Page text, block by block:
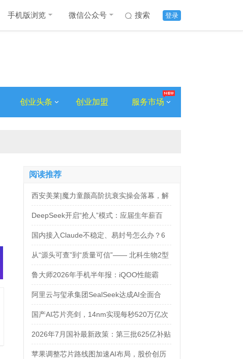
登录
搜索
手机版浏览 微信公众号
创业头条 创业加盟 服务市场
阅读推荐
西安美莱|魔力童颜高阶抗衰实操会落幕，解
锁自然年轻新姿态
DeepSeek开启“抢人”模式：应届生年薪百
万，法务岗高达160万！
国内接入Claude不稳定、易封号怎么办？6
大AI中转服务API接入对比
从“源头可查”到“质量可信”—— 北科生物2型
糖尿病项目如何实现“药品级质控”
鲁大师2026年手机半年报：iQOO性能霸
榜，天玑9500统治延续，OPPO蝉联流畅双
榜冠军
阿里云与玺承集团SealSeek达成AI全面合
作，共建电商AI新生态
国产AI芯片亮剑，14nm实现每秒520万亿次
运算
2026年7月国补最新政策：第三批625亿补贴
正式落地！京东手机家电空调电脑各品类国
苹果调整芯片路线图加速AI布局，股价创历